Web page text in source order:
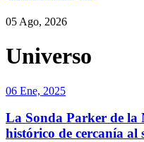
05 Ago, 2026
Universo
06 Ene, 2025
La Sonda Parker de la
histórico de cercanía al